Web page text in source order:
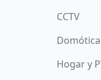
CCTV
Domótica
Hogar y